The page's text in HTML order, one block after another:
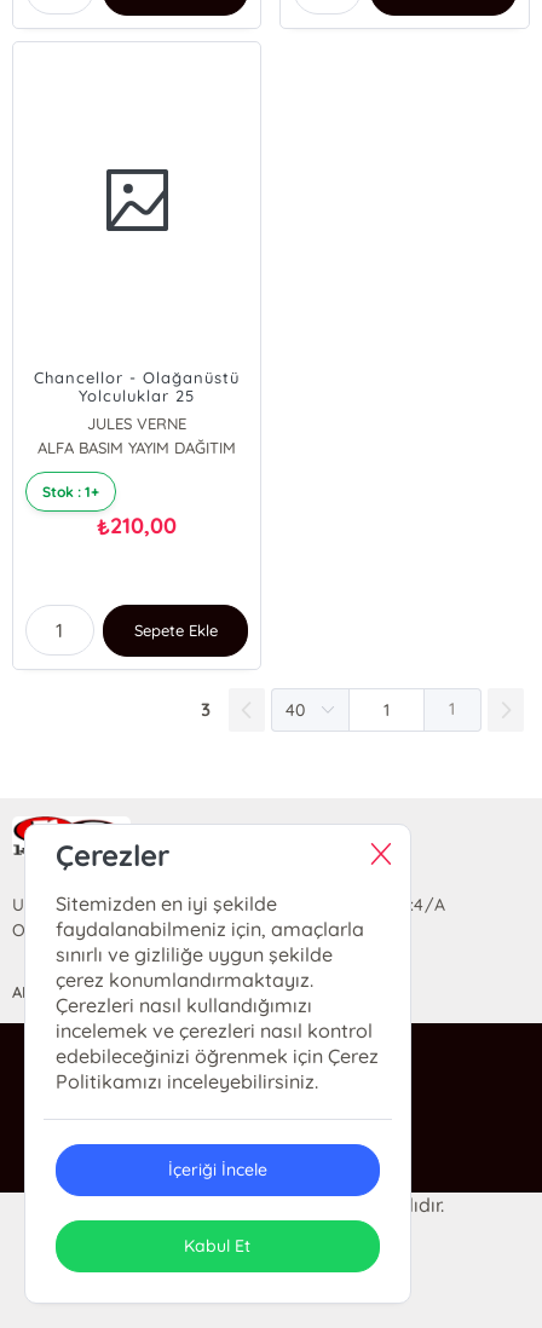
Chancellor - Olağanüstü
Yolculuklar 25
JULES VERNE
ALFA BASIM YAYIM DAĞITIM
Stok : 1+
₺210,00
Sepete Ekle
3 1
Ra Yayın Kitabevi
Uzun Sokak Saray Çarşısı Lara Sineması Girişi No:4/A
Ortahisar/TRABZON
ANASAYFA YARDIM İLETİŞİM
ra@rakitap.com
0(462) 326 49 71
© 2024 Ra Kitabevi. Her hakkı saklıdır.
Tasarım & Uygulama
Çerezler
Sitemizden en iyi şekilde
faydalanabilmeniz için, amaçlarla
sınırlı ve gizliliğe uygun şekilde
çerez konumlandırmaktayız.
Çerezleri nasıl kullandığımızı
incelemek ve çerezleri nasıl kontrol
edebileceğinizi öğrenmek için Çerez
Politikamızı inceleyebilirsiniz.
İçeriği İncele
Kabul Et